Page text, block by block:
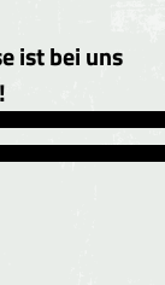
ist bei uns